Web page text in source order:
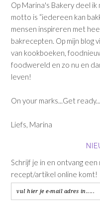
Op Marina's Bakery deel ik
motto is “iedereen kan
mensen inspireren met
bakrecepten. Op mijn blog
van kookboeken,
foodwereld en zo nu en
leven!
On your marks...Get
Liefs, Marina
Schrijf je in en ontvang
recept/artikel online komt!
vul
hier